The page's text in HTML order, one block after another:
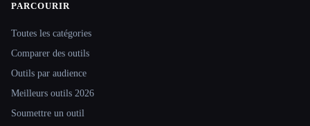
Site navigation
PARCOURIR
Toutes les catégories
Comparer des outils
Outils par audience
Meilleurs outils 2026
Soumettre un outil